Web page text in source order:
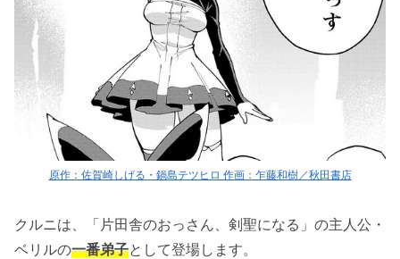
原作：佐賀崎しげる・鍋島テツヒロ 作画：乍藤和樹／秋田書店
クルニは、「片田舎のおっさん、剣聖になる」の主人公・
ベリルの一番弟子として登場します。